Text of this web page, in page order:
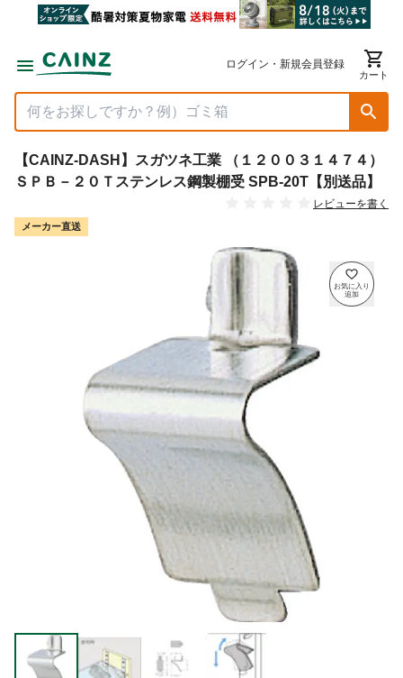
ログイン・新規会員登録
カート
【CAINZ-DASH】スガツネ工業 （１２００３１４７４）
ＳＰＢ－２０Ｔステンレス鋼製棚受 SPB-20T【別送品】
レビューを書く
メーカー直送